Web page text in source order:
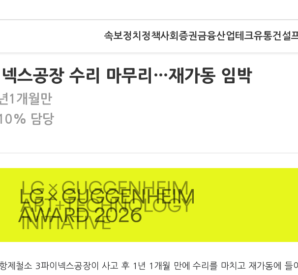
속보정치 정책사회 증권금융산업테크유통건설
스공장 수리 마무리…재가동 임박
1개월만
담당
제철소 3파이넥스공장이 사고 후 1년 1개월 만에 수리를 마치고 재가동에 들